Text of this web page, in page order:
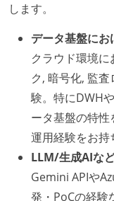
します。
データ基盤に
クラウド環境
ク, 暗号化, 監
験。特にDWH
ータ基盤の特性
運用経験をお持
LLM/生成AIな
Gemini APIや
発・PoCの経験